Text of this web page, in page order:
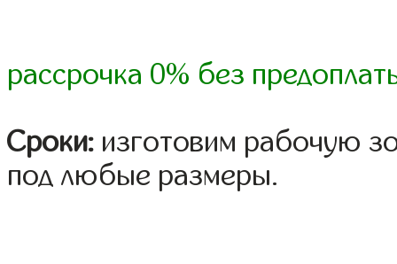
рассрочка 0% без
Сроки: изготовим рабочую
под любые размеры.